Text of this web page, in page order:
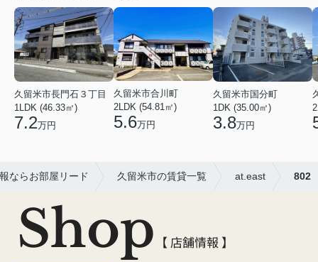
久留米市長門石３丁目
1LDK (46.33㎡)
7.2万円
久留米市合川町
2LDK (54.81㎡)
5.6万円
久留米市国分町
1DK (35.00㎡)
3.8万円
ならお部屋リード 久留米市の賃貸一覧 at.east 802
Shop 【 店舗情報 】